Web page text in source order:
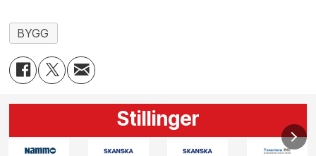
BYGG
Stillinger